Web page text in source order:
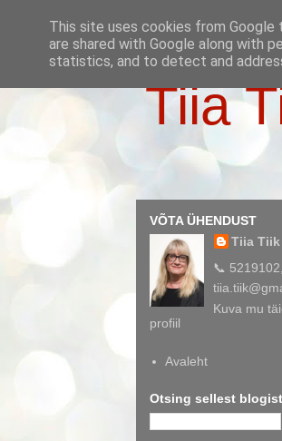
Tiia
VÕTA ÜHENDUST
Tiia Tiik
📞
Kuva mu
profiil
Avaleht
Otsing sellest blogist
This site uses cookies from
are shared with Google along with
statistics, and to detect and